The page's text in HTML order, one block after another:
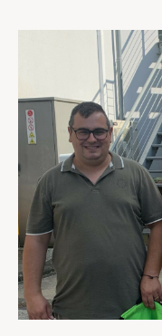
Assistance
Devenir